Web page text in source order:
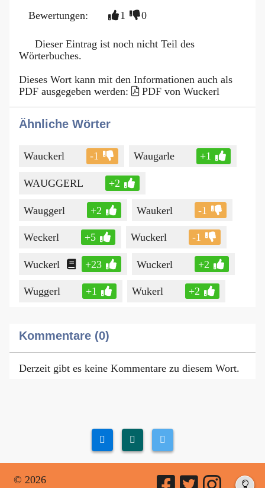
Bewertungen:
1 0
Dieser Eintrag ist noch nicht Teil des
Wörterbuches.
Dieses Wort kann mit den Informationen auch als
PDF ausgegeben werden:
PDF von Wuckerl
Ähnliche Wörter
Wauckerl -1 Waugarle +1
WAUGGERL +2
Wauggerl +2 Waukerl -1
Weckerl +5 Wuckerl -1
Wuckerl +23 Wuckerl +2
Wuggerl +1 Wukerl +2
Kommentare (0)
Derzeit gibt es keine Kommentare zu diesem Wort.
© 2026